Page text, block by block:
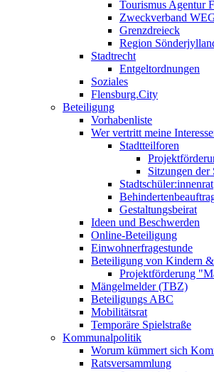
Tourismus Agentur
Zweckverband
Grenzdreieck
Region
Stadtrecht
Entgeltordnungen
Soziales
Flensburg.City
Beteiligung
Vorhabenliste
Wer vertritt meine
Stadtteilforen
Sitzungen der
Stadtschüler:innenrat
Gestaltungsbeirat
Ideen und Beschwerden
Online-Beteiligung
Einwohnerfragestunde
Beteiligung von Kindern
Projektförderung
Mängelmelder (TBZ)
Beteiligungs ABC
Mobilitätsrat
Temporäre Spielstraße
Kommunalpolitik
Worum kümmert sich
Ratsversammlung